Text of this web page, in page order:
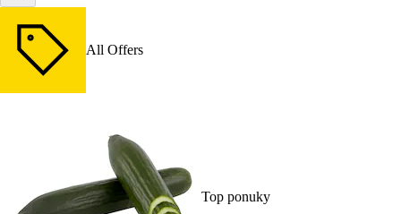
All Offers
Top ponuky